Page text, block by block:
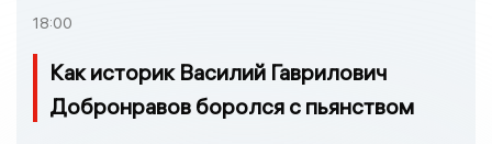
18:00
Как историк Василий Гаврилович
Добронравов боролся с пьянством